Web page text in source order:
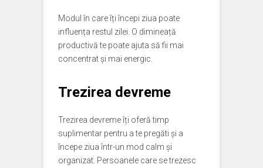
Modul în care îți începi ziua poate
influența restul zilei. O dimineață
productivă te poate ajuta să fii mai
concentrat și mai energic.
Trezirea devreme
Trezirea devreme îți oferă timp
suplimentar pentru a te pregăti și a
începe ziua într-un mod calm și
organizat. Persoanele care se trezesc